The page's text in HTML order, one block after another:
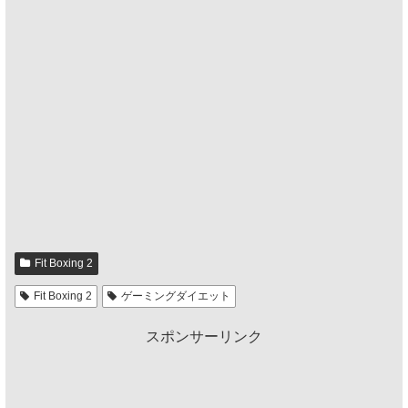
Fit Boxing 2
Fit Boxing 2 ゲーミングダイエット
スポンサーリンク